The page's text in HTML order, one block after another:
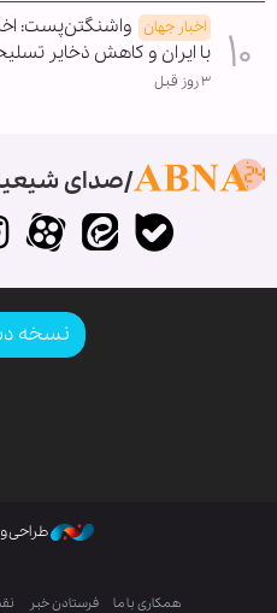
اخبار جهان واشنگتن‌پست:
با ایران و کاهش ذخایر
۳ روز قبل
صدای
نسخه
طراحی
همکاری با ما فرستادن خبر